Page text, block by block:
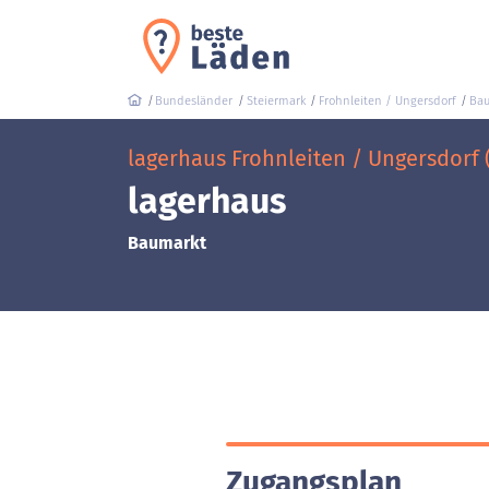
Bundesländer Steiermark Frohnleiten / Ungersdorf
lagerhaus Frohnleiten / Ungersdorf
lagerhaus
Baumarkt